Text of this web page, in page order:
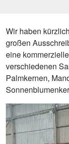
Wir haben
großen
eine
verschiedenen
Palmkernen,